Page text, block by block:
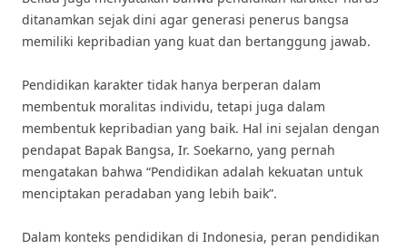
ditanamkan sejak dini agar generasi penerus bangsa
memiliki kepribadian yang kuat dan bertanggung jawab.
Pendidikan karakter tidak hanya berperan dalam
membentuk moralitas individu, tetapi juga dalam
membentuk kepribadian yang baik. Hal ini sejalan dengan
pendapat Bapak Bangsa, Ir. Soekarno, yang pernah
mengatakan bahwa “Pendidikan adalah kekuatan untuk
menciptakan peradaban yang lebih baik”.
Dalam konteks pendidikan di Indonesia, peran pendidikan